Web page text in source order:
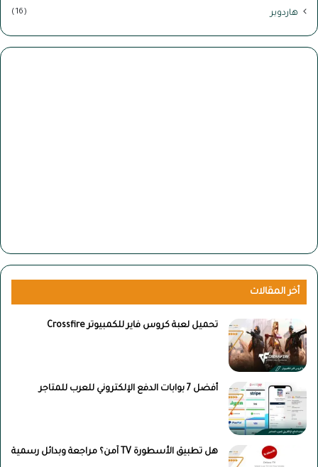
هاردوير (16)
أخر المقالات
تحميل لعبة كروس فاير للكمبيوتر Crossfire
أفضل 7 بوابات الدفع الإلكتروني للعرب للمتاجر
هل تطبيق الأسطورة TV آمن؟ مراجعة وبدائل رسمية